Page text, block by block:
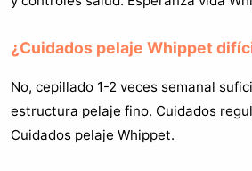
¿Cuidados pelaje Whippet
No, cepillado 1-2 veces semanal
estructura pelaje fino. Cuidados
Cuidados pelaje Whippet.